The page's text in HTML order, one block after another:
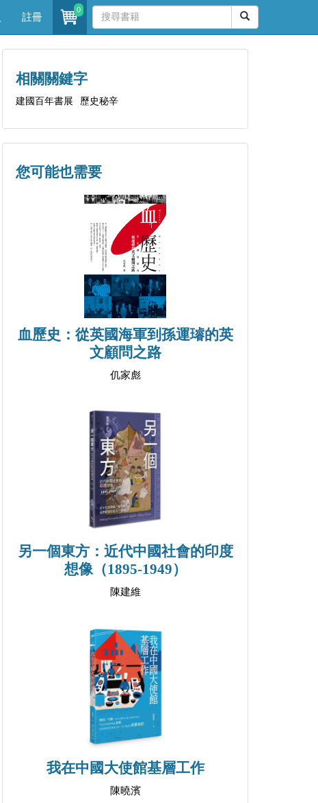
註冊
0
相關關鍵字
建國百年書展 歷史秘辛
您可能也需要
血歷史：從英國海軍到孫運璿的英
文顧問之路
仉家彪
另一個東方：近代中國社會的印度
想像（1895-1949）
陳建維
我在中國大使館基層工作
陳曉濱